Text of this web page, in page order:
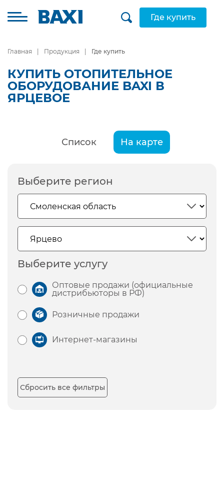
Где купить
Главная Продукция Где купить
КУПИТЬ ОТОПИТЕЛЬНОЕ
ОБОРУДОВАНИЕ BAXI В
ЯРЦЕВОЕ
Список На карте
Выберите регион
Выберите услугу
Оптовые продажи (официальные
дистрибьюторы в РФ)
Розничные продажи
Интернет-магазины
Сбросить все фильтры